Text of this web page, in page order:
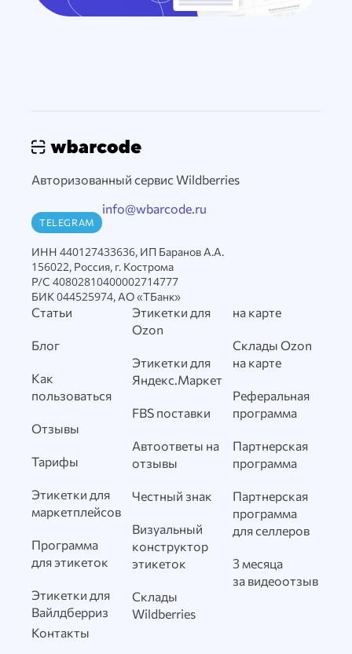
Авторизованный сервис Wildberries
TELEGRAM
info@wbarcode.ru
ИНН 440127433636, ИП Баранов А.А.
156022, Россия, г. Кострома
Р/С 40802810400002714777
БИК 044525974, АО «ТБанк»
Статьи
Блог
Как
пользоваться
Отзывы
Тарифы
Этикетки для
маркетплейсов
Программа
для этикеток
Этикетки для
Вайлдберриз
Этикетки для
Ozon
Этикетки для
Яндекс.Маркет
FBS поставки
Автоответы на
отзывы
Честный знак
Визуальный
конструктор
этикеток
Склады
Wildberries
на карте
Склады Ozon
на карте
Реферальная
программа
Партнерская
программа
Партнерская
программа
для селлеров
3 месяца
за видеоотзыв
Контакты